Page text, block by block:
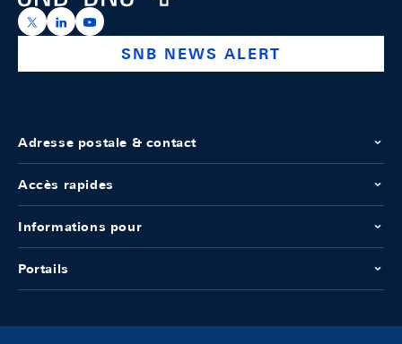
https://x.com/snb_bns
https://ch.linkedin.com/company/swiss-national-
https://www.youtube.com/@swissnationalbank
SNB NEWS ALERT
Adresse postale & contact
Accès rapides
Informations pour
Portails